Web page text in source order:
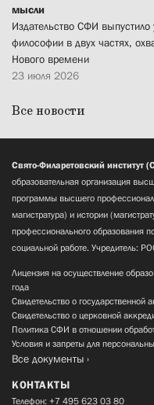
мысли
Издательство СФИ
философии в двух частях,
Нового времени
23 июля 2026
Все новости
Свято-Филаретовский институт
образовательная организация
программы высшего
магистратура) и истории
профессионального образования
социальной работе. Учредитель:
Лицензия на осуществление
года
Свидетельство о государственной
Свидетельство о церковной
Политика СФИ в отношении
Условия и запреты для
Все документы
КОНТАКТЫ
Телефон: +7 495 623 03 80